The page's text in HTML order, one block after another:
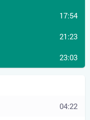
17:54
21:23
23:03
04:22